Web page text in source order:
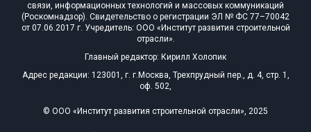
связи, информационных технологий и массовых коммуникаций
(Роскомнадзор). Свидетельство о регистрации ЭЛ № ФС 77–70042
от 07.06.2017 г. Учредитель: ООО «Институт развития строительной
отрасли».
Главный редактор: Кирилл Холопик
Адрес редакции: 123001, г. г.Москва, Трехпрудный пер., д. 4, стр. 1,
оф. 502,
© ООО «Институт развития строительной отрасли», 2025